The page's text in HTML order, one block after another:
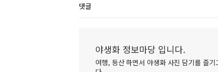
댓글
야생화 정보마당 입니다.
여행, 등산 하면서 야생화 사진 담기를 즐